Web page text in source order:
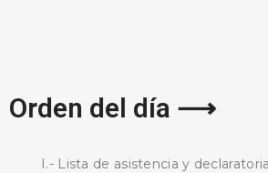
Orden del día ⟶
I.- Lista de asistencia y